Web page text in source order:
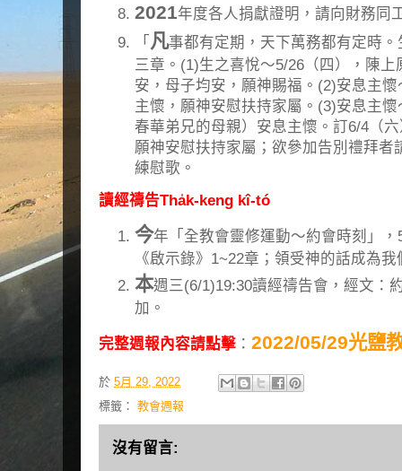
2021年度各人捐獻證明，請向財務同
「 凡事都有定期，天下萬務都有定時
三章。(1)生之喜悅～5/26（四），陳
安，母子均安，願神賜福。(2)安息主
主懷，願神安慰扶持家屬。(3)安息主
春華弟兄的母親）安息主懷。訂6/4（
願神安慰扶持家屬；欲參加告別禮拜者
練慰歌。
讀經禱告Tha̍k-keng kî-tó
今年「全教會靈修運動～約會時刻」
《啟示錄》1~22章；領受神的話成為
本週三(6/1)19:30讀經禱告會，經文：
加。
完整週報內容請點擊 ： 2022/05/29光鹽
於 5月 29, 2022
標籤： 教會週報
沒有留言: